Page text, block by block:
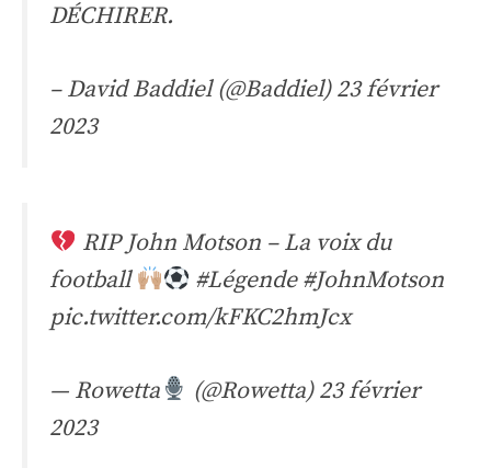
DÉCHIRER.
– David Baddiel (@Baddiel)23 février
2023
RIP John Motson – La voix du
football
#Légende #JohnMotson
pic.twitter.com/kFKC2hmJcx
— Rowetta (@Rowetta)23 février
2023